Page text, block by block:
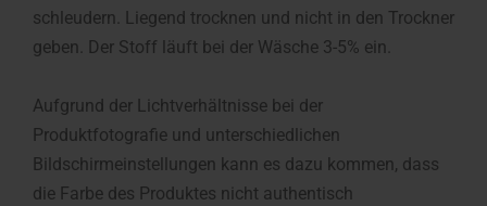
schleudern. Liegend trocknen und nicht in den Trockner
geben. Der Stoff läuft bei der Wäsche 3-5% ein.
Aufgrund der Lichtverhältnisse bei der
Produktfotografie und unterschiedlichen
Bildschirmeinstellungen kann es dazu kommen, dass
die Farbe des Produktes nicht authentisch